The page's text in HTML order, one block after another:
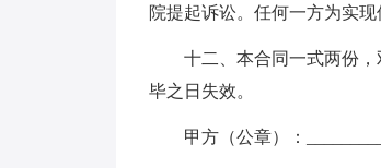
院提起诉讼。任何一方为实
十二、本合同一式两份
毕之日失效。
甲方（公章）：